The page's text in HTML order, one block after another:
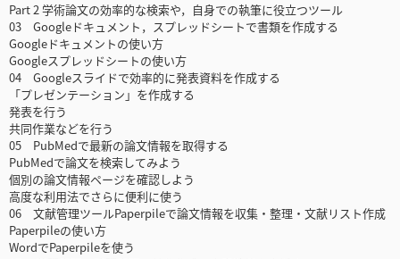
Part 2 学術論文の効率的な検索や，自身での執筆に役立つツール
03 Googleドキュメント，スプレッドシートで書類を作成する
Googleドキュメントの使い方
Googleスプレッドシートの使い方
04 Googleスライドで効率的に発表資料を作成する
「プレゼンテーション」を作成する
発表を行う
共同作業などを行う
05 PubMedで最新の論文情報を取得する
PubMedで論文を検索してみよう
個別の論文情報ページを確認しよう
高度な利用法でさらに便利に使う
06 文献管理ツールPaperpileで論文情報を収集・整理・文献リスト作成
Paperpileの使い方
WordでPaperpileを使う